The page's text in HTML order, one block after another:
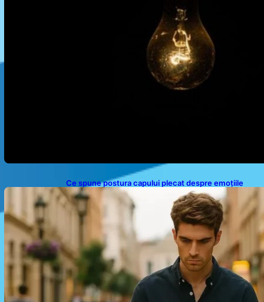
Ce spune postura capului plecat despre emoțiile
noastre: analiza unui obicei comun